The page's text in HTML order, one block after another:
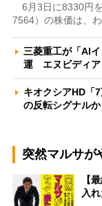
6月3日に8330円
7564）の株価は、
三菱重工が「AI
運 エヌビディ
キオクシアHD「
の反転シグナル
突然マルサが
【
入